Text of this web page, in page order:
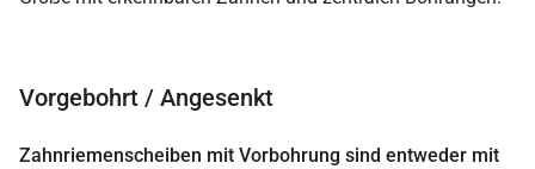
Vorgebohrt / Angesenkt
Zahnriemenscheiben mit Vorbohrung sind entweder mit